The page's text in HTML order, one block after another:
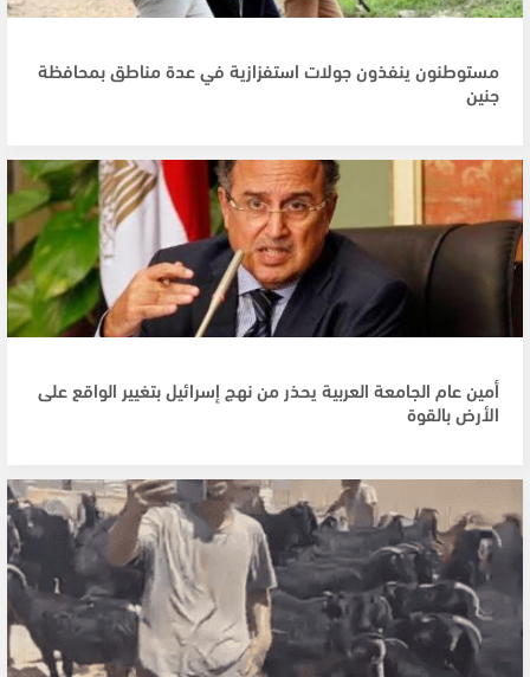
مستوطنون ينفذون جولات استفزازية في عدة مناطق بمحافظة
جنين
أمين عام الجامعة العربية يحذر من نهج إسرائيل بتغيير الواقع على
الأرض بالقوة